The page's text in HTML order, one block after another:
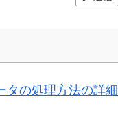
タの処理方法の詳細